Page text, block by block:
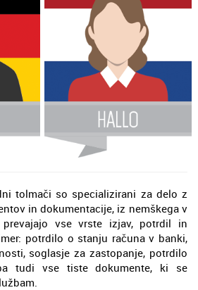
tolmači so specializirani za delo z
in dokumentacije, iz nemškega v
vse vrste izjav, potrdil in
potrdilo o stanju računa v banki,
soglasje za zastopanje, potrdilo
tudi vse tiste dokumente, ki se